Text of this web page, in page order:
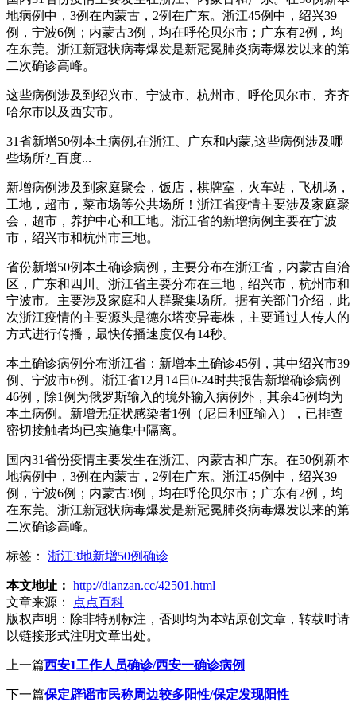
地病例中，3例在内蒙古，2例在广东。浙江45例中，绍兴39
例，宁波6例；内蒙古3例，均在呼伦贝尔市；广东有2例，均
在东莞。浙江新冠状病毒爆发是新冠冕肺炎病毒爆发以来的第
二次确诊高峰。
这些病例涉及到绍兴市、宁波市、杭州市、呼伦贝尔市、齐齐
哈尔市以及西安市。
31省新增50例本土病例,在浙江、广东和内蒙,这些病例涉及哪
些场所?_百度...
新增病例涉及到家庭聚会，饭店，棋牌室，火车站，飞机场，
工地，超市，菜市场等公共场所！浙江省疫情主要涉及家庭聚
会，超市，养护中心和工地。浙江省的新增病例主要在宁波
市，绍兴市和杭州市三地。
省份新增50例本土确诊病例，主要分布在浙江省，内蒙古自治
区，广东和四川。浙江省主要分布在三地，绍兴市，杭州市和
宁波市。主要涉及家庭和人群聚集场所。据有关部门介绍，此
次浙江疫情的主要源头是德尔塔变异毒株，主要通过人传人的
方式进行传播，最快传播速度仅有14秒。
本土确诊病例分布浙江省：新增本土确诊45例，其中绍兴市39
例、宁波市6例。浙江省12月14日0-24时共报告新增确诊病例
46例，除1例为俄罗斯输入的境外输入病例外，其余45例均为
本土病例。新增无症状感染者1例（尼日利亚输入），已排查
密切接触者均已实施集中隔离。
国内31省份疫情主要发生在浙江、内蒙古和广东。在50例新本
地病例中，3例在内蒙古，2例在广东。浙江45例中，绍兴39
例，宁波6例；内蒙古3例，均在呼伦贝尔市；广东有2例，均
在东莞。浙江新冠状病毒爆发是新冠冕肺炎病毒爆发以来的第
二次确诊高峰。
标签： 浙江3地新增50例确诊
本文地址： http://dianzan.cc/42501.html
文章来源：
点点百科
版权声明： 除非特别标注，否则均为本站原创文章，转载时请
以链接形式注明文章出处。
上一篇西安1工作人员确诊/西安一确诊病例
下一篇保定辟谣市民称周边较多阳性/保定发现阳性